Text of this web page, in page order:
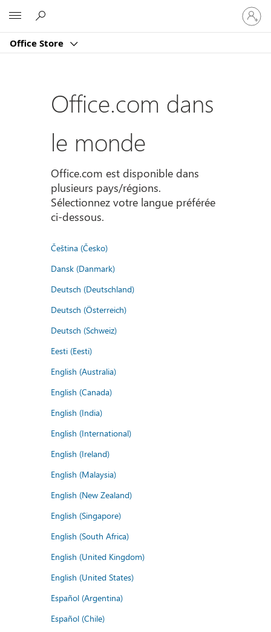
Office Store
vous
à
compte
Office.com dans
le monde
Office.com est disponible dans
plusieurs pays/régions.
Sélectionnez votre langue préférée
ci-dessous.
Čeština (Česko)
Dansk (Danmark)
Deutsch (Deutschland)
Deutsch (Österreich)
Deutsch (Schweiz)
Eesti (Eesti)
English (Australia)
English (Canada)
English (India)
English (International)
English (Ireland)
English (Malaysia)
English (New Zealand)
English (Singapore)
English (South Africa)
English (United Kingdom)
English (United States)
Español (Argentina)
Español (Chile)